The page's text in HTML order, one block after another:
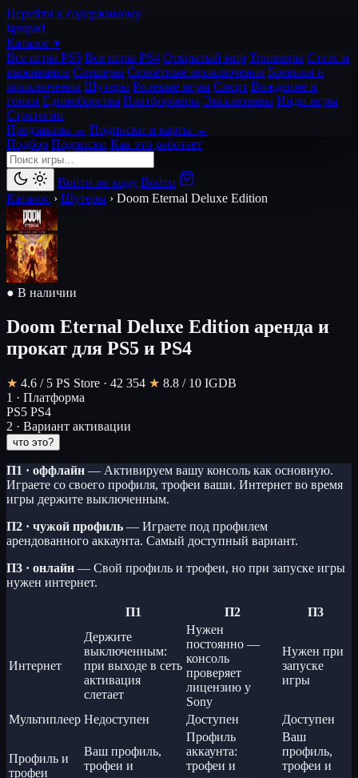
Перейти к содержимому
igropad
Каталог ▾
Все игры PS5 Все игры PS4 Открытый мир Триллеры Стелс и
выживание Слэшеры Сюжетные приключения Боевики и
приключения Шутеры Ролевые игры Спорт Вождение и
гонки Единоборства Платформеры Эксклюзивы Инди игры
Стратегии
Предзаказы → Подписки и карты →
Подбор Подписки Как это работает
Войти по коду Войти
Каталог › Шутеры › Doom Eternal Deluxe Edition
● В наличии
Doom Eternal Deluxe Edition аренда и
прокат для PS5 и PS4
★ 4.6 / 5 PS Store · 42 354 ★ 8.8 / 10 IGDB
1 · Платформа
PS5 PS4
2 · Вариант активации
что это?
П1 · оффлайн — Активируем вашу консоль как основную.
Играете со своего профиля, трофеи ваши. Интернет во время
игры держите выключенным.
П2 · чужой профиль — Играете под профилем
арендованного аккаунта. Самый доступный вариант.
П3 · онлайн — Свой профиль и трофеи, но при запуске игры
нужен интернет.
П1 П2 П3
Интернет
Держите
выключенным:
при выходе в сеть
активация
слетает
Нужен
постоянно —
консоль
проверяет
лицензию у
Sony
Нужен при
запуске
игры
Мультиплеер Недоступен Доступен Доступен
Профиль и
трофеи
Ваш профиль,
трофеи и
Профиль
аккаунта:
трофеи и
Ваш
профиль,
трофеи и